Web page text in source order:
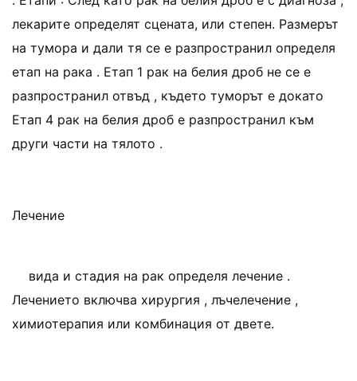
лекарите определят сцената, или степен. Размерът
на тумора и дали тя се е разпространил определя
етап на рака . Етап 1 рак на белия дроб не се е
разпространил отвъд , където туморът е докато
Етап 4 рак на белия дроб е разпространил към
други части на тялото .
Лечение
вида и стадия на рак определя лечение .
Лечението включва хирургия , лъчелечение ,
химиотерапия или комбинация от двете.